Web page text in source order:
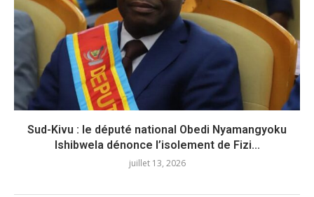
Sud-Kivu : le député national Obedi Nyamangyoku
Ishibwela dénonce l’isolement de Fizi...
juillet 13, 2026